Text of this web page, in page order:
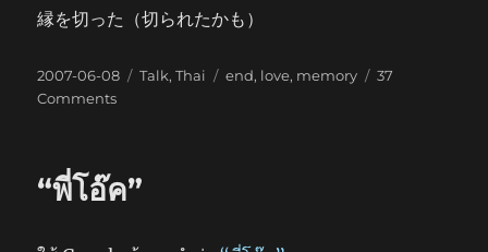
縁を切った（切られたかも）
Posted
on
2007-06-08 Categories
Talk,Thai Tags
end, love, memory
37
Commentson
“พี่โอ๊ค”